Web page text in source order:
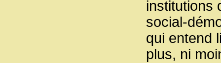
institutions
social-
qui entend
plus, ni